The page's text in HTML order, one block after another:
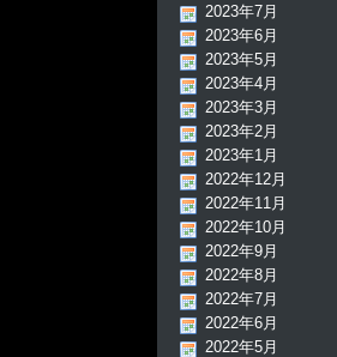
2023年7月
2023年6月
2023年5月
2023年4月
2023年3月
2023年2月
2023年1月
2022年12月
2022年11月
2022年10月
2022年9月
2022年8月
2022年7月
2022年6月
2022年5月